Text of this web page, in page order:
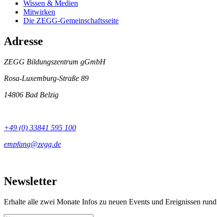
Wissen & Medien
Mitwirken
Die ZEGG-Gemeinschaftsseite
Adresse
ZEGG Bildungszentrum gGmbH
Rosa-Luxemburg-Straße 89
14806 Bad Belzig
+49 (0) 33841 595 100
Newsletter
Erhalte alle zwei Monate Infos zu neuen Events und Ereignissen